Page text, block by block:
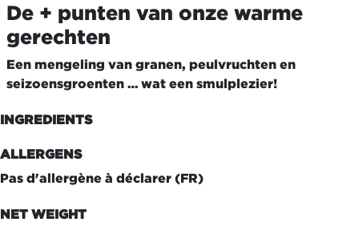
De + punten van onze warme
gerechten
Een mengeling van granen, peulvruchten en
seizoensgroenten … wat een smulplezier!
INGREDIENTS
ALLERGENS
Pas d'allergène à déclarer (FR)
NET WEIGHT